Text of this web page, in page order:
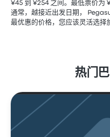
¥45 到 ¥254 之间。最低票价为
通常，越接近出发日期，
最优惠的价格，您应该灵活选择
热门